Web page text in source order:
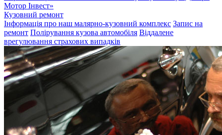
Мотор Інвест»
Кузовний ремонт
Інформація про наш малярно-кузовний комплекс Запис на
ремонт Полірування кузова автомобіля Віддалене
врегулювання страхових випадків